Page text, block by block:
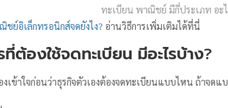
ทะเบียน พาณิชย์ มีกี่ประเภท อะไ
ย์อิเล็กทรอนิกส์จดยังไง? อ่านวิธีการเพิ่มเติมได้ที่นี่
ที่ต้องใช้จดทะเบียน มีอะไรบ้าง?
เข้าใจก่อนว่าธุรกิจตัวเองต้องจดทะเบียนแบบไหน ถ้าจดแ